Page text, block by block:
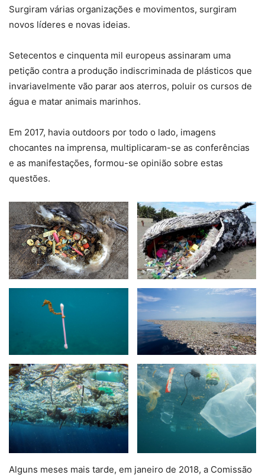
Surgiram várias organizações e movimentos, surgiram
novos líderes e novas ideias.
Setecentos e cinquenta mil europeus assinaram uma
petição contra a produção indiscriminada de plásticos que
invariavelmente vão parar aos aterros, poluir os cursos de
água e matar animais marinhos.
Em 2017, havia outdoors por todo o lado, imagens
chocantes na imprensa, multiplicaram-se as conferências
e as manifestações, formou-se opinião sobre estas
questões.
Alguns meses mais tarde, em janeiro de 2018, a Comissão